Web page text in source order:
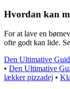
Hvordan kan
For at lave en
ofte godt kan lide.
Den Ultimative
• Den Ultimative
lækker pizzadej •